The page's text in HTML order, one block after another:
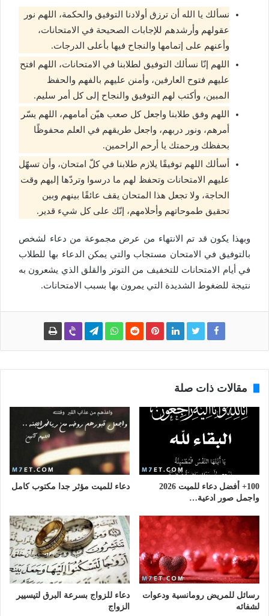
نسألك يا الله أن ترزق أولادنا التوفيق والحكمة، اللهم نور
عقولهم وأرشدهم للإجابات الصحيحة في الامتحانات،
وأعنهم على إتمامها والنجاح فيها بأعلى الدرجات.
اللهم إنّا نسألك التوفيق لطلابنا في الامتحانات، اللهم افتح
عليهم فتوح العارفين، وأمنن عليهم بالفهم والحفظ
المبين، وأكتب لهم التوفيق والنجاح إلى كل أمر سليم.
اللهم وفق طلابنا واجعل كل صعب هيّن أمامهم، اللهم يسّر
أمرهم، ونور دربهم، واجعل طريقهم في العلم محفوظًا
بحفظك ورحمتك يا أرحم الراحمين.
أسألك اللهم توفيقًا يلازم طلابنا في كلّ امتحان، وأن تسهّل
عليهم الامتحانات وتحفظ لهم ما درسوا وتردّها إليهم وقت
الحاجة، ولا تجعل هذا المتحان يقف عائقًا بينهم وبين
تحقيق طموحاتهم وأحلامهم، إنّك على كل شيء قدير.
وبهذا يكون قد تم الانتهاء من عرض مجموعة من دعاء لشخص
بالتوفيق في الامتحان مستجاب والتي يمكن الدعاء بها للطلاب
في أيام الامتحانات للتخفيف من التوتر والقلق الذي يشعرون به
نتيجة للضغوط الشديدة التي يمرون بها بسبب الامتحانات.
مقالات ذات صلة
100+ أفضل دعاء للميت 2026
واجمل صور ادعية…
دعاء للميت مؤثر جدا مكتوب كامل
رسائل للمريض رومانسية ودعوات
لشفائه
دعاء للزواج بسرعة البرق لتيسيير
الزواج